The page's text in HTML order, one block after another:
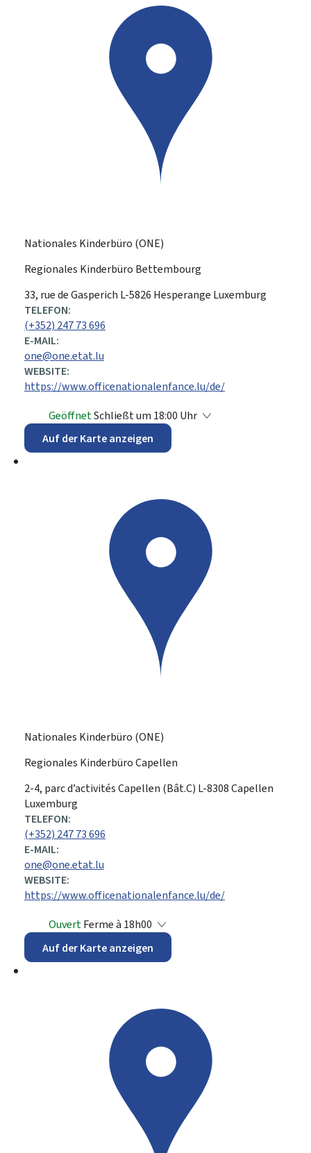
Nationales Kinderbüro (ONE)
Regionales Kinderbüro Bettembourg
ADRESSE:
33, rue de Gasperich L-5826 Hesperange Luxemburg
TELEFON:
(+352) 247 73 696
E-MAIL:
one@one.etat.lu
WEBSITE:
https://www.officenationalenfance.lu/de/
GeöffnetSchließt um 18:00 Uhr
Auf der Karte anzeigen
Nationales Kinderbüro (ONE)
Regionales Kinderbüro Capellen
ADRESSE:
2-4, parc d’activités Capellen (Bât.C) L-8308Capellen
Luxemburg
TELEFON:
(+352) 247 73 696
E-MAIL:
one@one.etat.lu
WEBSITE:
https://www.officenationalenfance.lu/de/
OuvertFerme à 18h00
Auf der Karte anzeigen